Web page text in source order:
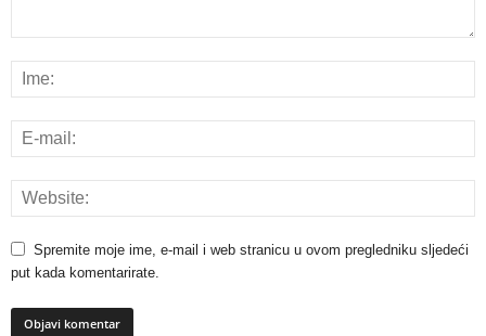
Spremite moje ime, e-mail i web stranicu u ovom pregledniku sljedeći
put kada komentarirate.